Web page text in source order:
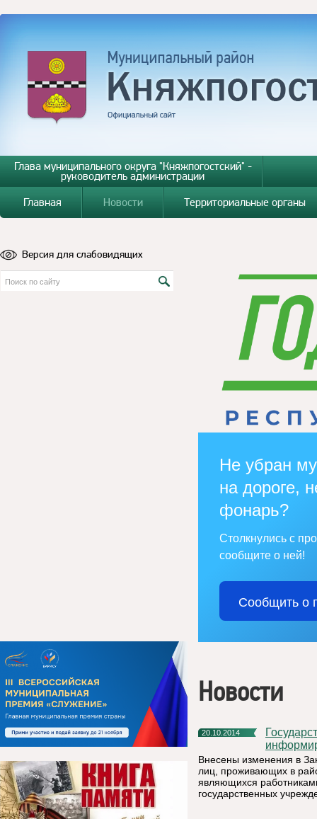
Глава муниципального округа "Княжпогостский" -
руководитель администрации
Главная
Новости Территориальные органы
Версия для слабовидящих
Не убран
на дороге,
фонарь?
Столкнулись с
сообщите о ней!
Сообщить о
Новости
20.10.2014
Государственная инспекция труда в Республике Коми
Внесены изменения в
лиц, проживающих в
являющихся
государственных